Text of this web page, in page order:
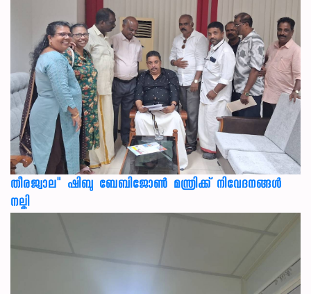
തീരജ്വാല" ഷിബു ബേബിജോൺ മന്ത്രിക്ക് നിവേദനങ്ങള്‍
നല്കി